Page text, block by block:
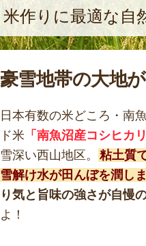
米作りに最適な自
豪雪地帯の大地
日本有数の米どころ・南
ド米 「南魚沼産コシヒカリ
雪深い西山地区。 粘土質
雪解け水が田んぼを潤しま
り気と旨味の強さが自慢
よ！